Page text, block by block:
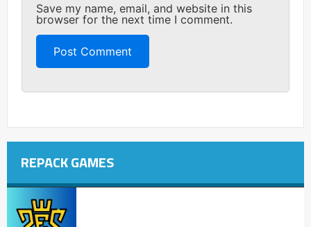
Save my name, email, and website in this
browser for the next time I comment.
REPACK GAMES